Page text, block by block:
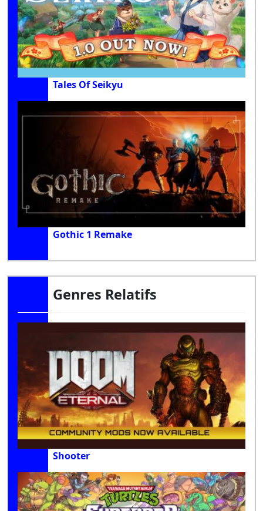
Tales Of Seikyu
Gothic 1 Remake
Genres Relatifs
Shooter